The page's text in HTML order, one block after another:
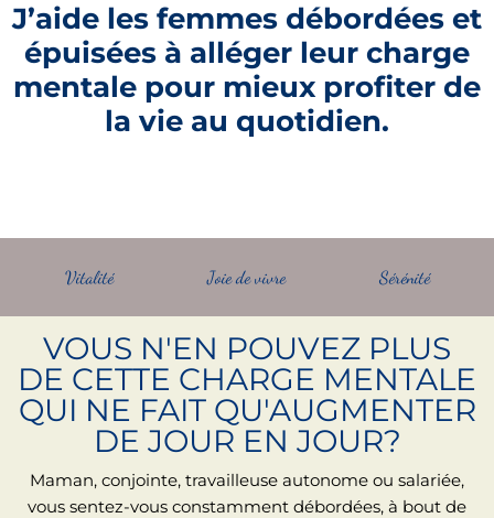
J’aide les femmes débordées et
épuisées à alléger leur charge
mentale pour mieux profiter de
la vie au quotidien.
Vitalité Joie de vivre Sérénité
VOUS N'EN POUVEZ PLUS
DE CETTE CHARGE MENTALE
QUI NE FAIT QU'AUGMENTER
DE JOUR EN JOUR?
Maman, conjointe, travailleuse autonome ou salariée,
vous sentez-vous constamment débordées, à bout de